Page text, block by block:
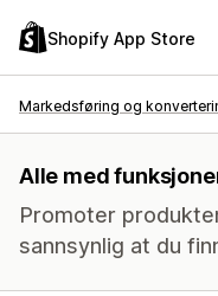
Shopify App Store
Markedsføring og
Alle med
Promoter
sannsynlig at du